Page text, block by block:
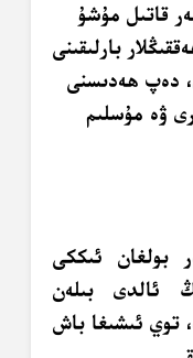
قاتىل مۇشۇ
بارلىقىنى
دەپ ھەدىسنى
ۋە مۇسلىم
بولغان ئىككى
ئالدى بىلەن
توي ئىشىغا باش